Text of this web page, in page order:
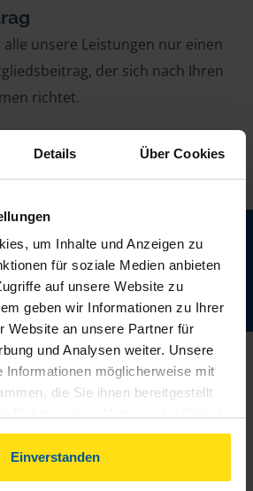
Details Über Cookies
um Inhalte und Anzeigen zu
für soziale Medien anbieten
auf unsere Website zu
geben wir Informationen zu Ihrer
Website an unsere Partner für
und Analysen weiter. Unsere
Informationen möglicherweise mit
die Sie ihnen bereitgestellt
Sie auf Einverstanden klicken,
von Cookies, gemäß
Einverstanden
alle unsere Leistungen nur einen
der sich nach Ihren
richtet.
digital Mitglied werden!
und komplett online - ohne Termin.
digital starten
Ihr